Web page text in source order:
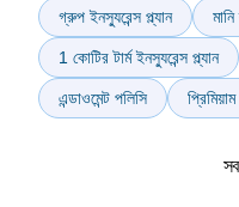
গ্রুপ ইনস্যুরেন্স প্ল্যান
1 কোটির টার্ম ইনস্যুরেন্স প্ল্যান
এন্ডাওমেন্ট পলিসি